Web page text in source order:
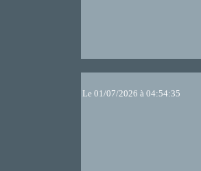
Le 01/07/2026 à 04:54:35